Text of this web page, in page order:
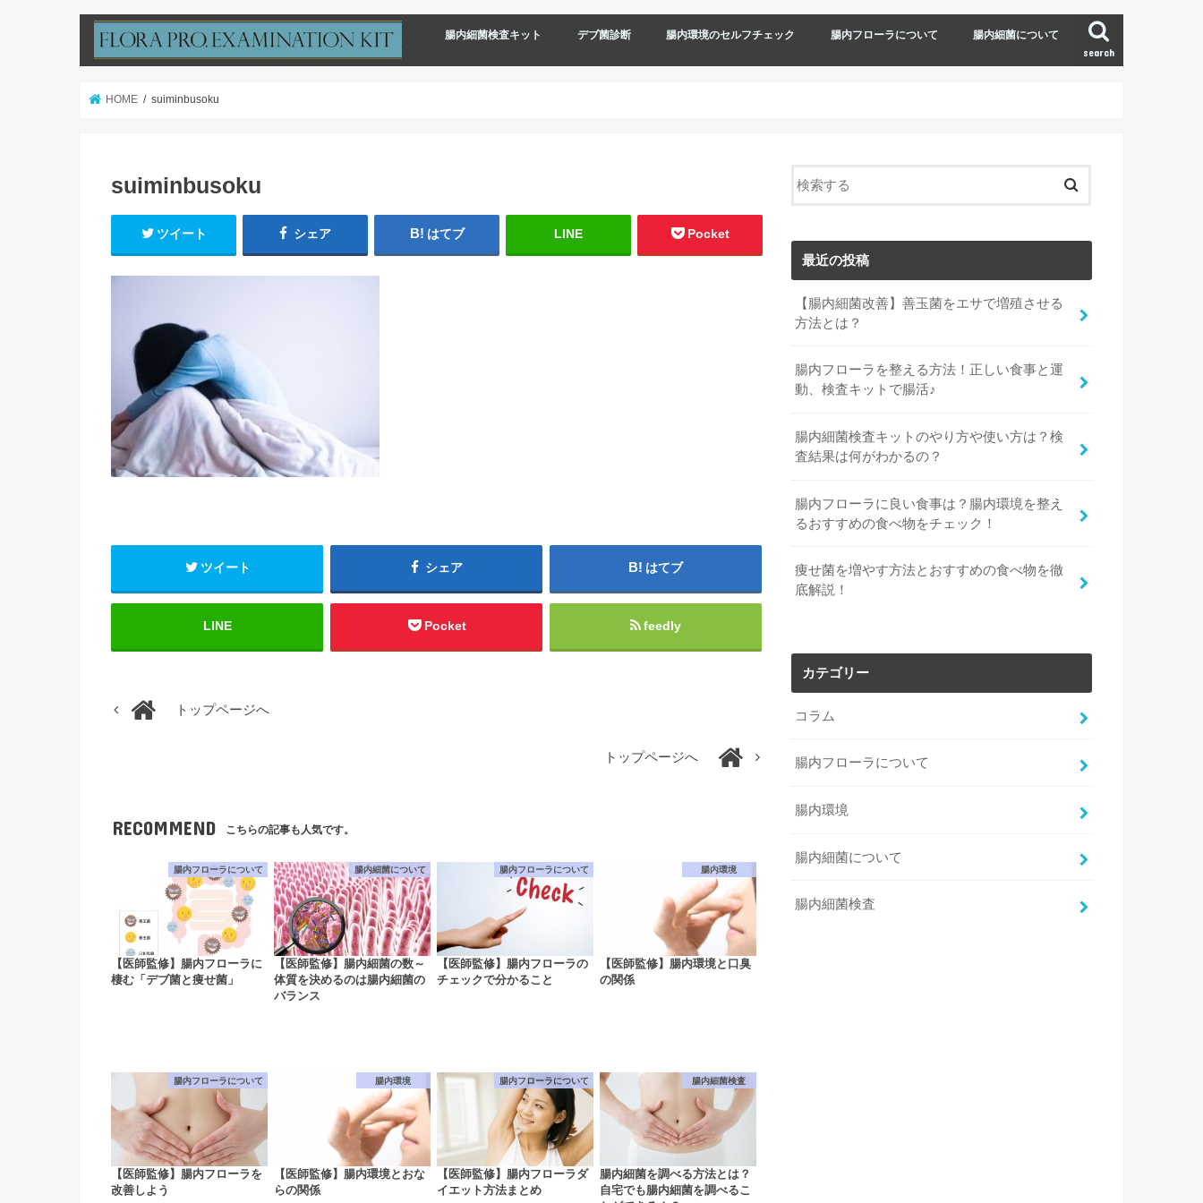
search
腸内細菌検査キット デブ菌診断 腸内環境のセルフチェック 腸内フローラについて 腸内細菌について
HOME suiminbusoku
suiminbusoku
ツイート シェア はてブ LINE Pocket
ツイート シェア はてブ
LINE Pocket feedly
トップページへ
トップページへ
RECOMMEND こちらの記事も人気です。
腸内フローラについて
【医師監修】腸内フローラに
棲む「デブ菌と痩せ菌」
腸内細菌について
【医師監修】腸内細菌の数～
体質を決めるのは腸内細菌の
バランス
腸内フローラについて
【医師監修】腸内フローラの
チェックで分かること
腸内環境
【医師監修】腸内環境と口臭
の関係
腸内フローラについて
【医師監修】腸内フローラを
改善しよう
腸内環境
【医師監修】腸内環境とおな
らの関係
腸内フローラについて
【医師監修】腸内フローラダ
イエット方法まとめ
腸内細菌検査
腸内細菌を調べる方法とは？
自宅でも腸内細菌を調べるこ
最近の投稿
【腸内細菌改善】善玉菌をエサで増殖させる
方法とは？
腸内フローラを整える方法！正しい食事と運
動、検査キットで腸活♪
腸内細菌検査キットのやり方や使い方は？検
査結果は何がわかるの？
腸内フローラに良い食事は？腸内環境を整え
るおすすめの食べ物をチェック！
痩せ菌を増やす方法とおすすめの食べ物を徹
底解説！
カテゴリー
コラム
腸内フローラについて
腸内環境
腸内細菌について
腸内細菌検査